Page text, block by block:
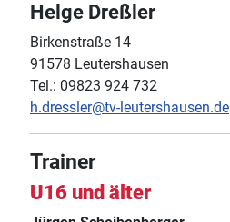
Helge Dreßler
Birkenstraße 14
91578 Leutershausen
Tel.: 09823 924 732
h.dressler@tv-leutershausen.de
Trainer
U16 und älter